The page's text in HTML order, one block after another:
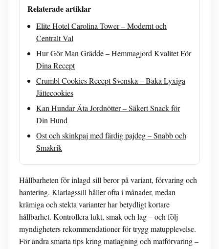
Relaterade artiklar
Elite Hotel Carolina Tower – Modernt och
Centralt Val
Hur Gör Man Grädde – Hemmagjord Kvalitet För
Dina Recept
Crumbl Cookies Recept Svenska – Baka Lyxiga
Jättecookies
Kan Hundar Äta Jordnötter – Säkert Snack för
Din Hund
Ost och skinkpaj med färdig pajdeg – Snabb och
Smakrik
Hållbarheten för inlagd sill beror på variant, förvaring och
hantering. Klarlagssill håller ofta i månader, medan
krämiga och stekta varianter har betydligt kortare
hållbarhet. Kontrollera lukt, smak och lag – och följ
myndigheters rekommendationer för trygg matupplevelse.
För andra smarta tips kring matlagning och matförvaring –